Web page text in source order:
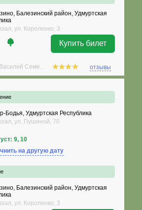
Балезинский район, Удмуртская
ул. Короленко, 3
Купить билет
Семе... отзывы
Бодья, Удмуртская Республика
ул. Пушиной, 70
9, 10
на другую дату
Балезинский район, Удмуртская
ул. Короленко, 3